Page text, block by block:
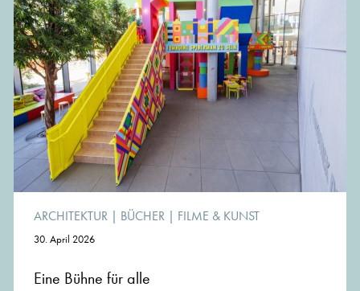
ARCHITEKTUR | BÜCHER | FILME & KUNST
30. April 2026
Eine Bühne für alle